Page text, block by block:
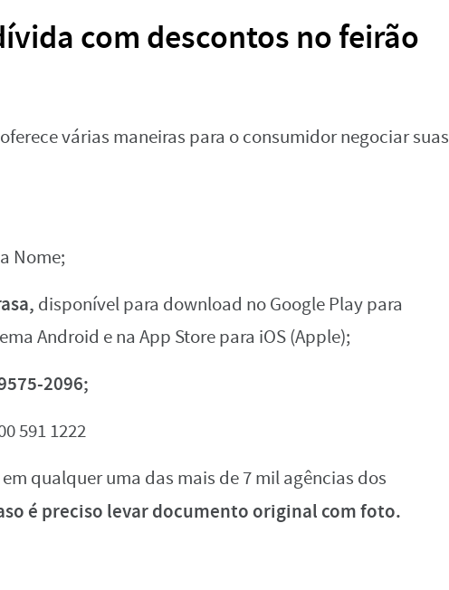
com descontos no feirão
várias maneiras para o consumidor negociar suas
Nome;
disponível para download no Google Play para
Android e na App Store para iOS (Apple);
2096;
591 1222
em qualquer uma das mais de 7 mil agências dos
é preciso levar documento original com foto.